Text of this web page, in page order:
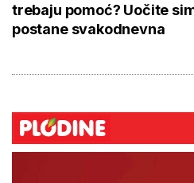
trebaju pomoć? Uočite
postane svakodnevna